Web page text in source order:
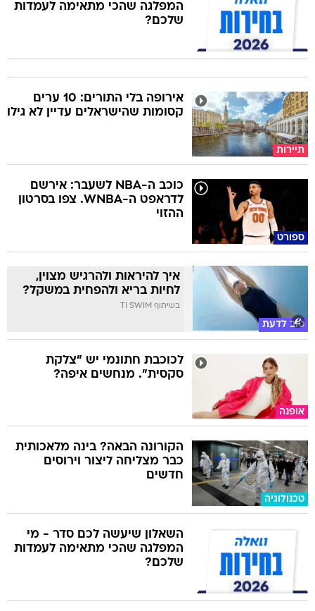
המפלגה שהכי מתאימה לעמדות
שלכם?
תיירות
אירופה בלי התורים: 10 ערים
קסומות שהישראלים עדיין לא גילו
ספורט
כוכב ה-NBA לשעבר: אירשם
לדראפט ה-WNBA. צפו בסרטון
ההזוי
טוב לדעת
איך להיראות ולהרגיש מצוין,
לחיות בריא ולהפחית במשקל?
בשיתוף TI SWIM
אופנה
לכוכבת חתונמי יש "צלקת
סקסית". מנחשים איפה?
טכנולוגיה
הקורונה הבאה? בינה מלאכותית
כבר מצליחה ליצור וירוסים
חדשים
השאלון שיעשה לכם סדר - מי
המפלגה שהכי מתאימה לעמדות
שלכם?